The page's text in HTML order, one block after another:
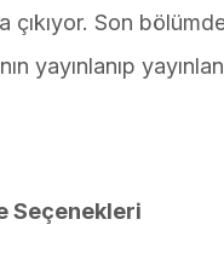
çıkıyor. Son
yayınlanıp
Seçenekleri